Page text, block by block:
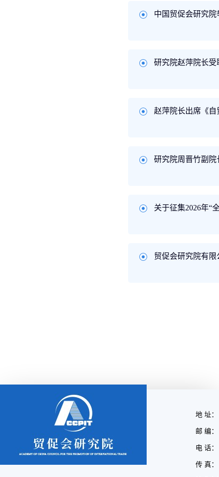
中国贸促会研究院
研究院赵萍院长
赵萍院长出席《自
研究院周晋竹副
关于征集2026年“
贸促会研究院有
地 址
邮 编：
电 话：
传 真：